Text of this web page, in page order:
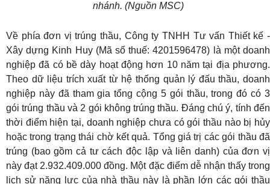
nhánh. (Nguồn MSC)
Về phía đơn vị trúng thầu, Công ty TNHH Tư vấn Thiết kế -
Xây dựng Kinh Huy (Mã số thuế: 4201596478) là một doanh
nghiệp đã có bề dày hoạt động hơn 10 năm tại địa phương.
Theo dữ liệu trích xuất từ hệ thống quản lý đấu thầu, doanh
nghiệp này đã tham gia tổng cộng 5 gói thầu, trong đó có 3
gói trúng thầu và 2 gói không trúng thầu. Đáng chú ý, tính đến
thời điểm hiện tại, doanh nghiệp chưa có gói thầu nào bị hủy
hoặc trong trạng thái chờ kết quả. Tổng giá trị các gói thầu đã
trúng (bao gồm cả tư cách độc lập và liên danh) của đơn vị
này đạt 2.932.409.000 đồng. Một đặc điểm dễ nhận thấy trong
lịch sử năng lực của nhà thầu này là phần lớn các gói thầu